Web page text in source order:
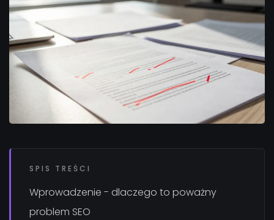
SPIS TREŚCI
Wprowadzenie - dlaczego to poważny
problem SEO